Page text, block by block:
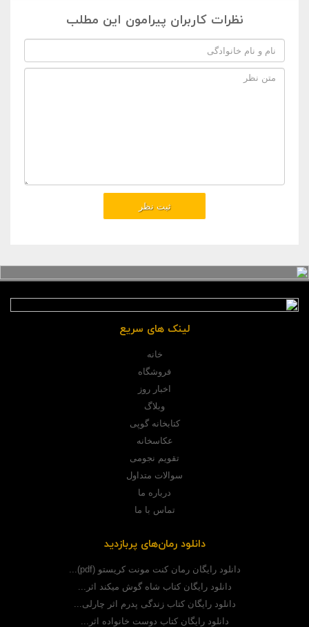
نظرات کاربران پیرامون این مطلب
لینک های سریع
خانه
فروشگاه
اخبار روز
وبلاگ
کتابخانه گوپی
عکاسخانه
تقویم نجومی
سوالات متداول
درباره ما
تماس با ما
دانلود رمان‌های پربازدید
دانلود رایگان رمان کنت مونت کریستو (pdf)...
دانلود رایگان کتاب شاه گوش میکند اثر...
دانلود رایگان کتاب زندگی پدرم اثر چارلی...
دانلود رایگان کتاب دوست خانواده اثر...